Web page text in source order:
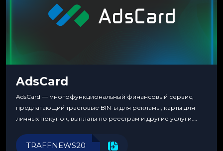
AdsCard
AdsCard — многофункциональный финансовый сервис,
предлагающий трастовые BIN-ы для рекламы, карты для
личных покупок, выплаты по реестрам и другие услуги.
инструменты для управления финансами.
TRAFFNEWS20